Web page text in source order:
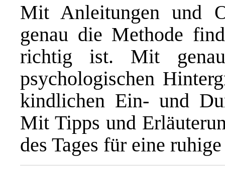
Mit Anleitungen und
genau die Methode
richtig ist. Mit
psychologischen
kindlichen Ein- und
Mit Tipps und
des Tages für eine